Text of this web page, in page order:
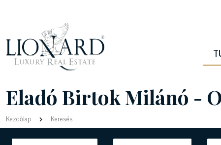
Eladó Birtok Milánó -
Kezdőlap Keresés